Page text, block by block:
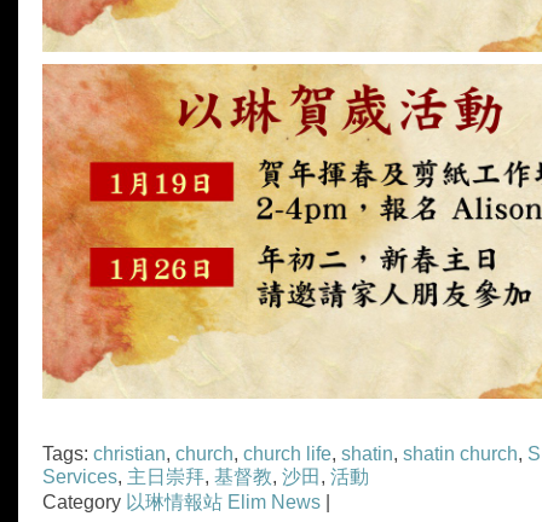
Tags: christian, church, church life, shatin, shatin church,
Services, 主日崇拜, 基督教, 沙田 , 活動
Category 以琳情報站 Elim News